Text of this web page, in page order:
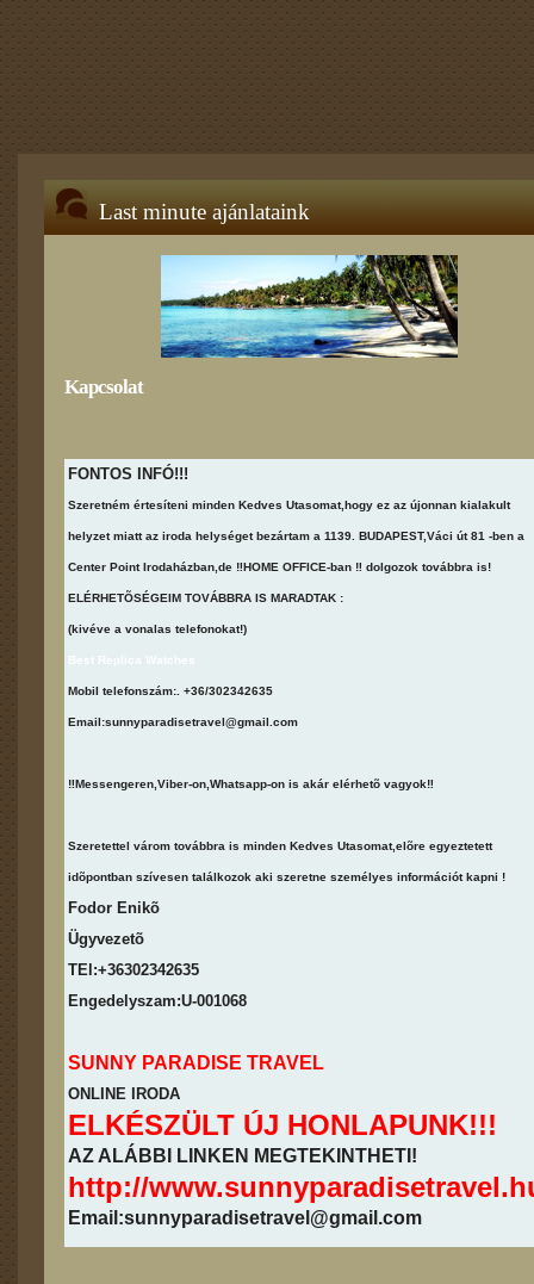
Last minute ajánlataink
Kapcsolat
FONTOS INFÓ!!!
Szeretném értesíteni minden Kedves Utasomat,hogy ez az újonnan kialakult
helyzet miatt az iroda helységet bezártam a 1139. BUDAPEST,Váci út 81 -ben a
Center Point Irodaházban,de ‼️HOME OFFICE-ban ‼️ dolgozok továbbra is!
ELÉRHETÕSÉGEIM TOVÁBBRA IS MARADTAK :
(kivéve a vonalas telefonokat!)
Best Replica Watches
MobiI telefonszám:. +36/302342635
Email:sunnyparadisetravel@gmail.com
‼️Messengeren,Viber-on,Whatsapp-on is akár elérhetõ vagyok‼️
Szeretettel várom továbbra is minden Kedves Utasomat,elõre egyeztetett
idõpontban szívesen találkozok aki szeretne személyes információt kapni !
Fodor Enikõ
Ügyvezetõ
TEl:+36302342635
Engedelyszam:U-001068
SUNNY PARADISE TRAVEL
ONLINE IRODA
ELKÉSZÜLT ÚJ HONLAPUNK!!!
AZ ALÁBBI LINKEN MEGTEKINTHETI!
http://
Email:sunnyparadisetravel@gmail.com